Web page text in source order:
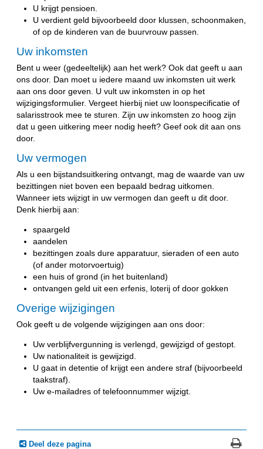
U krijgt pensioen.
U verdient geld bijvoorbeeld door klussen, schoonmaken,
of op de kinderen van de buurvrouw passen.
Uw inkomsten
Bent u weer (gedeeltelijk) aan het werk? Ook dat geeft u aan
ons door. Dan moet u iedere maand uw inkomsten uit werk
aan ons door geven. U vult uw inkomsten in op het
wijzigingsformulier. Vergeet hierbij niet uw loonspecificatie of
salarisstrook mee te sturen. Zijn uw inkomsten zo hoog zijn
dat u geen uitkering meer nodig heeft? Geef ook dit aan ons
door.
Uw vermogen
Als u een bijstandsuitkering ontvangt, mag de waarde van uw
bezittingen niet boven een bepaald bedrag uitkomen.
Wanneer iets wijzigt in uw vermogen dan geeft u dit door.
Denk hierbij aan:
spaargeld
aandelen
bezittingen zoals dure apparatuur, sieraden of een auto
(of ander motorvoertuig)
een huis of grond (in het buitenland)
ontvangen geld uit een erfenis, loterij of door gokken
Overige wijzigingen
Ook geeft u de volgende wijzigingen aan ons door:
Uw verblijfvergunning is verlengd, gewijzigd of gestopt.
Uw nationaliteit is gewijzigd.
U gaat in detentie of krijgt een andere straf (bijvoorbeeld
taakstraf).
Uw e-mailadres of telefoonnummer wijzigt.
Deel deze pagina